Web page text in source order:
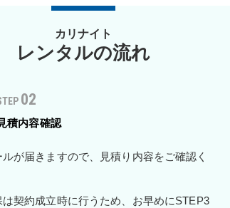
カリナイト
レンタルの流れ
02
積内容確認
ルが届きますので、見積り内容をご確認く
契約成立時に行うため、お早めにSTEP3